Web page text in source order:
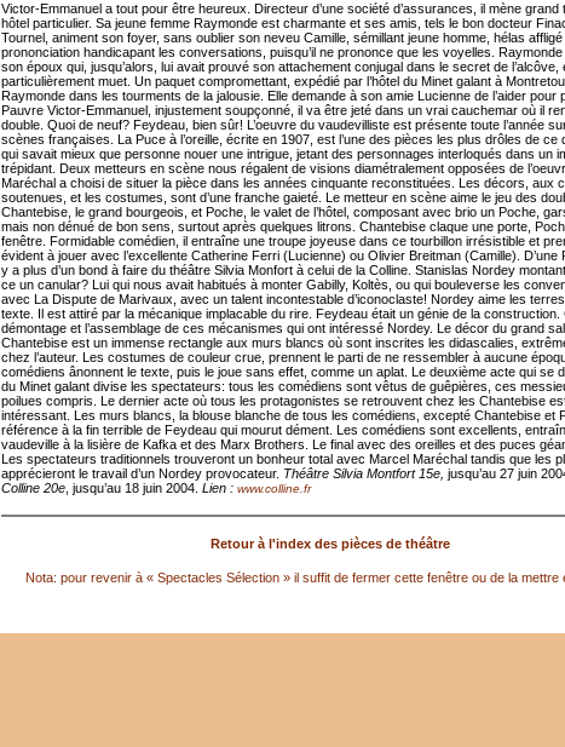
Victor-Emmanuel a tout pour être heureux. Directeur d’une société d’assurances, il mène grand
hôtel particulier. Sa jeune femme Raymonde est charmante et ses amis, tels le bon docteur
Tournel, animent son foyer, sans oublier son neveu Camille, sémillant jeune homme, hélas affligé
prononciation handicapant les conversations, puisqu’il ne prononce que les voyelles. Raymonde
son époux qui, jusqu’alors, lui avait prouvé son attachement conjugal dans le secret de l’alcôve,
particulièrement muet. Un paquet compromettant, expédié par l’hôtel du Minet galant à
Raymonde dans les tourments de la jalousie. Elle demande à son amie Lucienne de l’aider pour
Pauvre Victor-Emmanuel, injustement soupçonné, il va être jeté dans un vrai cauchemar où il
double. Quoi de neuf? Feydeau, bien sûr! L’oeuvre du vaudevilliste est présente toute l’année
scènes françaises. La Puce à l’oreille, écrite en 1907, est l’une des pièces les plus drôles de ce
qui savait mieux que personne nouer une intrigue, jetant des personnages interloqués dans un
trépidant. Deux metteurs en scène nous régalent de visions diamétralement opposées de
Maréchal a choisi de situer la pièce dans les années cinquante reconstituées. Les décors, aux
soutenues, et les costumes, sont d’une franche gaieté. Le metteur en scène aime le jeu des
Chantebise, le grand bourgeois, et Poche, le valet de l’hôtel, composant avec brio un Poche,
mais non dénué de bon sens, surtout après quelques litrons. Chantebise claque une porte,
fenêtre. Formidable comédien, il entraîne une troupe joyeuse dans ce tourbillon irrésistible et
évident à jouer avec l’excellente Catherine Ferri (Lucienne) ou Olivier Breitman (Camille). D’une
y a plus d’un bond à faire du théâtre Silvia Monfort à celui de la Colline. Stanislas Nordey
ce un canular? Lui qui nous avait habitués à monter Gabilly, Koltès, ou qui bouleverse les
avec La Dispute de Marivaux, avec un talent incontestable d’iconoclaste! Nordey aime les
texte. Il est attiré par la mécanique implacable du rire. Feydeau était un génie de la construction.
démontage et l’assemblage de ces mécanismes qui ont intéressé Nordey. Le décor du grand
Chantebise est un immense rectangle aux murs blancs où sont inscrites les didascalies,
chez l’auteur. Les costumes de couleur crue, prennent le parti de ne ressembler à aucune
comédiens ânonnent le texte, puis le joue sans effet, comme un aplat. Le deuxième acte qui se
du Minet galant divise les spectateurs: tous les comédiens sont vêtus de guêpières, ces
poilues compris. Le dernier acte où tous les protagonistes se retrouvent chez les Chantebise
intéressant. Les murs blancs, la blouse blanche de tous les comédiens, excepté Chantebise et
référence à la fin terrible de Feydeau qui mourut dément. Les comédiens sont excellents,
vaudeville à la lisière de Kafka et des Marx Brothers. Le final avec des oreilles et des puces
Les spectateurs traditionnels trouveront un bonheur total avec Marcel Maréchal tandis que les
apprécieront le travail d’un Nordey provocateur. Théâtre Silvia Montfort 15e, jusqu’au 27 juin
Colline 20e , jusqu’au 18 juin 2004. Lien : www.colline.fr
Retour à l'index des pièces de théâtre
Nota: pour revenir à « Spectacles Sélection » il suffit de fermer cette fenêtre ou de la mettre